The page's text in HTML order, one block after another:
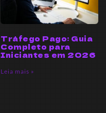
Tráfego Pago: Guia
Completo para
Iniciantes em 2026
Leia mais »